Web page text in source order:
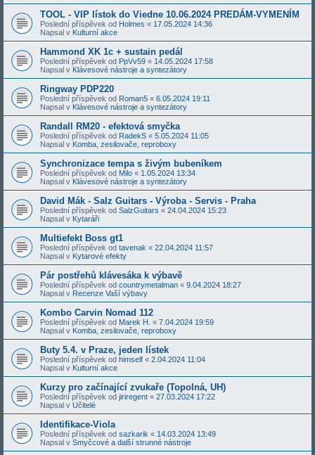
TOOL - VIP lístok do Viedne 10.06.2024 PREDÁM-VYMENÍM
Poslední příspěvek od Holmes « 17.05.2024 14:36
Napsal v Kulturní akce
Hammond XK 1c + sustain pedál
Poslední příspěvek od PpVv59 « 14.05.2024 17:58
Napsal v Klávesové nástroje a syntezátory
Ringway PDP220
Poslední příspěvek od Roman5 « 6.05.2024 19:11
Napsal v Klávesové nástroje a syntezátory
Randall RM20 - efektová smyčka
Poslední příspěvek od RadekS « 5.05.2024 11:05
Napsal v Komba, zesilovače, reproboxy
Synchronizace tempa s živým bubeníkem
Poslední příspěvek od Milo « 1.05.2024 13:34
Napsal v Klávesové nástroje a syntezátory
David Mák - Salz Guitars - Výroba - Servis - Praha
Poslední příspěvek od SalzGuitars « 24.04.2024 15:23
Napsal v Kytaráři
Multiefekt Boss gt1
Poslední příspěvek od tavenak « 22.04.2024 11:57
Napsal v Kytarové efekty
Pár postřehů klávesáka k výbavě
Poslední příspěvek od countrymetalman « 9.04.2024 18:27
Napsal v Recenze Vaší výbavy
Kombo Carvin Nomad 112
Poslední příspěvek od Marek H. « 7.04.2024 19:59
Napsal v Komba, zesilovače, reproboxy
Buty 5.4. v Praze, jeden lístek
Poslední příspěvek od himself « 2.04.2024 11:04
Napsal v Kulturní akce
Kurzy pro začínající zvukaře (Topolná, UH)
Poslední příspěvek od jiriregent « 27.03.2024 17:22
Napsal v Učitelé
Identifikace-Viola
Poslední příspěvek od sazkarik « 14.03.2024 13:49
Napsal v Smyčcové a další strunné nástroje